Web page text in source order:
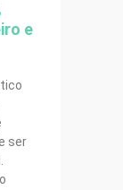
e
ser